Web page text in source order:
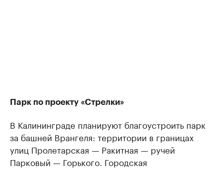
Парк по проекту «Стрелки»
В Калининграде планируют благоустроить парк
за башней Врангеля: территории в границах
улиц Пролетарская — Ракитная — ручей
Парковый — Горького. Городская